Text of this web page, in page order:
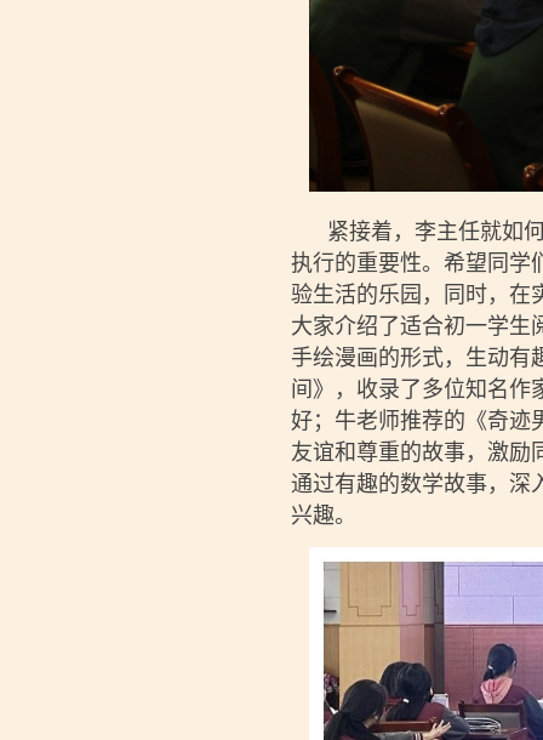
紧接着，李主任就如何
执行的重要性。希望同学
验生活的乐园，同时，在
大家介绍了适合初一学生
手绘漫画的形式，生动有
间》，收录了多位知名作
好；牛老师推荐的《奇迹
友谊和尊重的故事，激励
通过有趣的数学故事，深
兴趣。